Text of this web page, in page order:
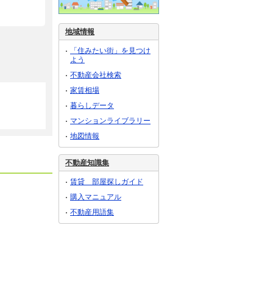
地域情報
「住みたい街」を見つけ
よう
不動産会社検索
家賃相場
暮らしデータ
マンションライブラリー
地図情報
不動産知識集
賃貸 部屋探しガイド
購入マニュアル
不動産用語集